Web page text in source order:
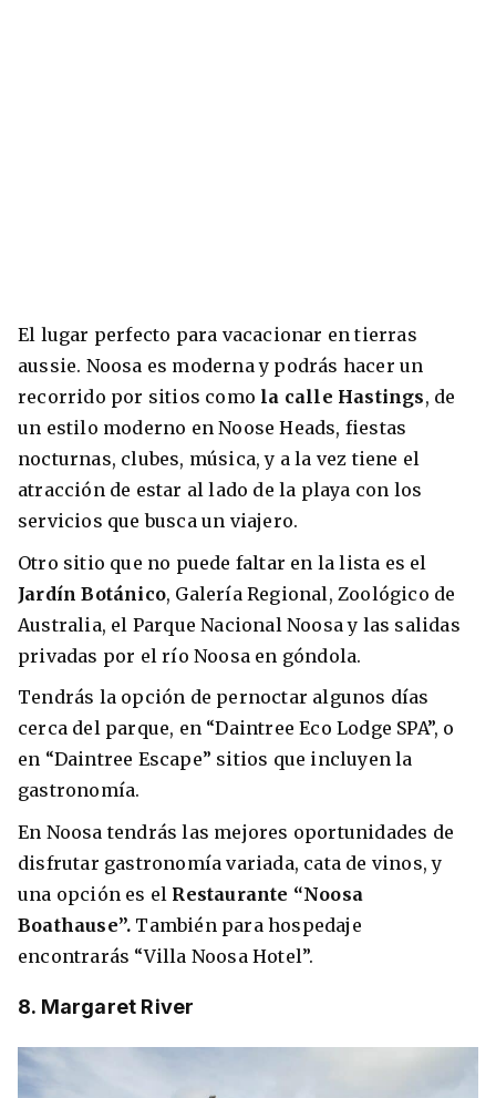
El lugar perfecto para vacacionar en tierras
aussie. Noosa es moderna y podrás hacer un
recorrido por sitios como la calle Hastings, de
un estilo moderno en Noose Heads, fiestas
nocturnas, clubes, música, y a la vez tiene el
atracción de estar al lado de la playa con los
servicios que busca un viajero.
Otro sitio que no puede faltar en la lista es el
Jardín Botánico, Galería Regional, Zoológico de
Australia, el Parque Nacional Noosa y las salidas
privadas por el río Noosa en góndola.
Tendrás la opción de pernoctar algunos días
cerca del parque, en “Daintree Eco Lodge SPA”, o
en “Daintree Escape” sitios que incluyen la
gastronomía.
En Noosa tendrás las mejores oportunidades de
disfrutar gastronomía variada, cata de vinos, y
una opción es el Restaurante “Noosa
Boathause”. También para hospedaje
encontrarás “Villa Noosa Hotel”.
8. Margaret River